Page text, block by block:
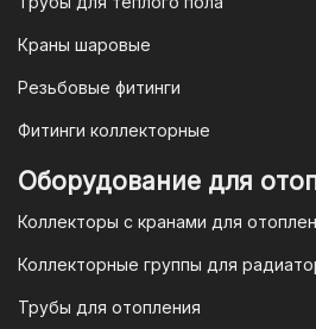
выставим вам счет,
оплатить в течение 3
организаций и ИП
связаться с оптовым
электронную почту
Краны шаровые
Резьбовые фитинги
Фитинги коллекторные
Оборудование для
Коллекторы с кранами для
Коллекторные группы для
Трубы для отопления